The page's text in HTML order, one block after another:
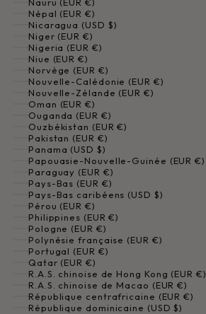
Népal (EUR €)
Nicaragua (USD $)
Niger (EUR €)
Nigeria (EUR €)
Niue (EUR €)
Norvège (EUR €)
Nouvelle-Calédonie (EUR €)
Nouvelle-Zélande (EUR €)
Oman (EUR €)
Ouganda (EUR €)
Ouzbékistan (EUR €)
Pakistan (EUR €)
Panama (USD $)
Papouasie-Nouvelle-Guinée (EUR €)
Paraguay (EUR €)
Pays-Bas (EUR €)
Pays-Bas caribéens (USD $)
Pérou (EUR €)
Philippines (EUR €)
Pologne (EUR €)
Polynésie française (EUR €)
Portugal (EUR €)
Qatar (EUR €)
R.A.S. chinoise de Hong Kong (EUR €)
R.A.S. chinoise de Macao (EUR €)
République centrafricaine (EUR €)
République dominicaine (USD $)